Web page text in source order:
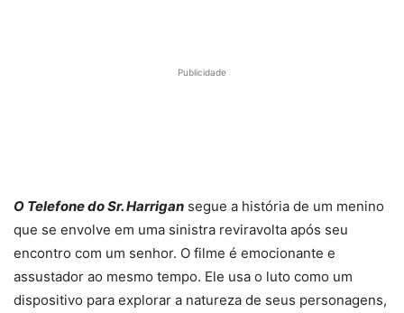
Publicidade
O Telefone do Sr. Harrigan segue a história de um menino
que se envolve em uma sinistra reviravolta após seu
encontro com um senhor. O filme é emocionante e
assustador ao mesmo tempo. Ele usa o luto como um
dispositivo para explorar a natureza de seus personagens,